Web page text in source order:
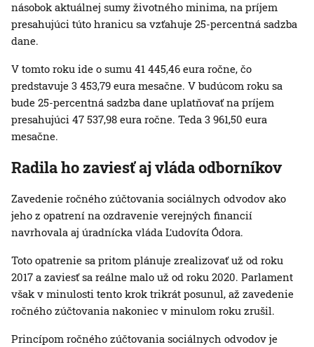
násobok aktuálnej sumy životného minima, na príjem
presahujúci túto hranicu sa vzťahuje 25-percentná sadzba
dane.
V tomto roku ide o sumu 41 445,46 eura ročne, čo
predstavuje 3 453,79 eura mesačne. V budúcom roku sa
bude 25-percentná sadzba dane uplatňovať na príjem
presahujúci 47 537,98 eura ročne. Teda 3 961,50 eura
mesačne.
Radila ho zaviesť aj vláda odborníkov
Zavedenie ročného zúčtovania sociálnych odvodov ako
jeho z opatrení na ozdravenie verejných financií
navrhovala aj úradnícka vláda Ľudovíta Ódora.
Toto opatrenie sa pritom plánuje zrealizovať už od roku
2017 a zaviesť sa reálne malo už od roku 2020. Parlament
však v minulosti tento krok trikrát posunul, až zavedenie
ročného zúčtovania nakoniec v minulom roku zrušil.
Princípom ročného zúčtovania sociálnych odvodov je